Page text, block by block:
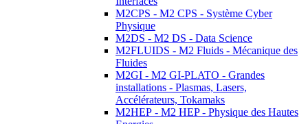
M2CPS - M2 CPS - Système Cyber
Physique
M2DS - M2 DS - Data Science
M2FLUIDS - M2 Fluids - Mécanique des
Fluides
M2GI - M2 GI-PLATO - Grandes
installations - Plasmas, Lasers,
Accélérateurs, Tokamaks
M2HEP - M2 HEP - Physique des Hautes